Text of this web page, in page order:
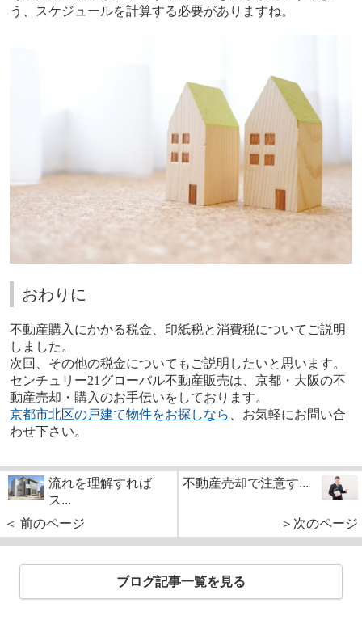
う、スケジュールを計算する必要がありますね。
おわりに
不動産購入にかかる税金、印紙税と消費税についてご説明
しました。
次回、その他の税金についてもご説明したいと思います。
センチュリー21 グローバル不動産販売は、京都・大阪の不
動産売却・購入のお手伝いをしております。
京都市北区の戸建て物件をお探しなら
、お気軽にお問い合
わせ下さい。
流れを理解すれば
ス...
＜ 前のページ
不動産売却で注意す...
＞次のページ
ブログ記事一覧を見る